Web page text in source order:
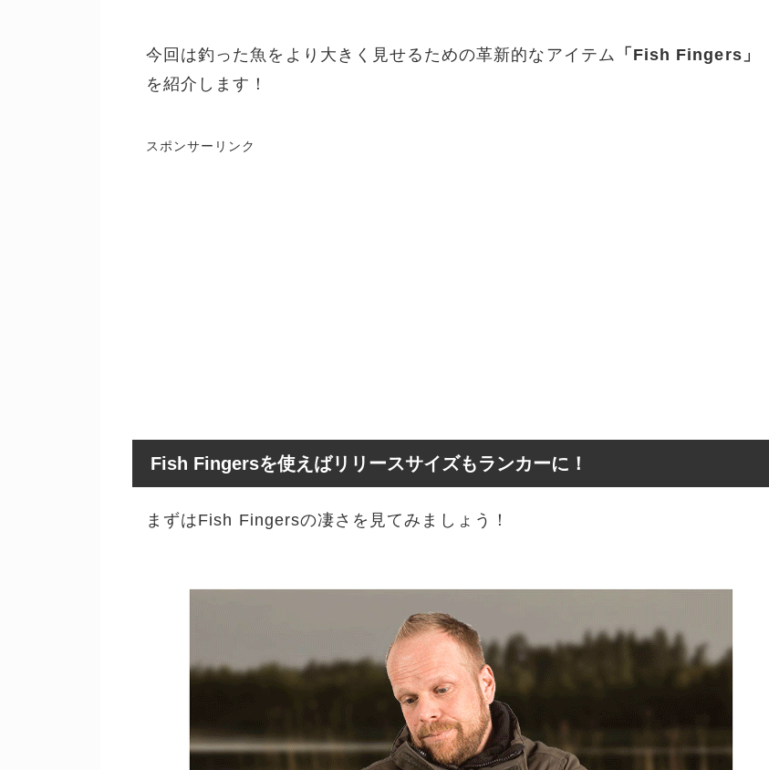
今回は釣った魚をより大きく見せるための革新的なアイテム 「Fish Fingers」
を紹介します！
スポンサーリンク
Fish Fingersを使えばリリースサイズもランカーに！
まずはFish Fingersの凄さを見てみましょう！